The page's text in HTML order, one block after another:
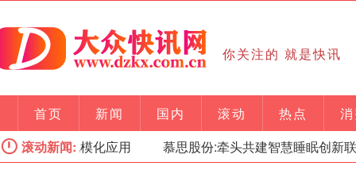
你关注的 就是快讯
首页 新闻 国内 滚动 热点
滚动新闻:
规模化应用 慕思股份:牵头共建智慧睡眠创新联合体,